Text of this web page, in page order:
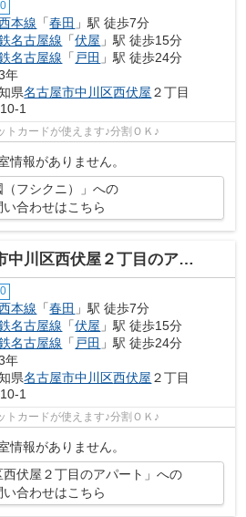
本線 「春田 」駅 徒歩7分
名古屋線 「伏屋 」駅 徒歩15分
名古屋線 「 戸田 」駅 徒歩24分
年
県名古屋市中川区西伏屋 ２丁目
1
カードが使えます♪分割ＯＫ♪
情報がありません。
（フシクニ）」への
い合わせはこちら
川区西伏屋２丁目のアパート
本線 「春田 」駅 徒歩7分
名古屋線 「伏屋 」駅 徒歩15分
名古屋線 「 戸田 」駅 徒歩24分
年
県名古屋市中川区西伏屋 ２丁目
1
カードが使えます♪分割ＯＫ♪
情報がありません。
西伏屋２丁目のアパート」への
い合わせはこちら